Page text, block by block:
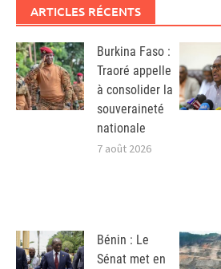
ARTICLES RÉCENTS
Burkina Faso :
Traoré appelle
à consolider la
souveraineté
nationale
7 août 2026
Bénin : Le
Sénat met en